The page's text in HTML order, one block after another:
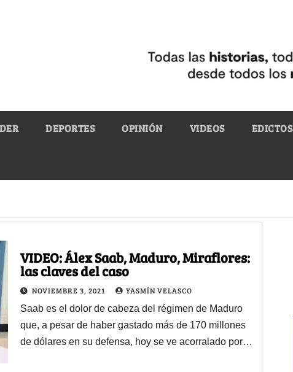
DEPORTES OPINIÓN VIDEOS EDICTOS
VIDEO: Álex Saab, Maduro, Miraflores:
las claves del caso
NOVIEMBRE 3, 2021 YASMÍN VELASCO
Saab es el dolor de cabeza del régimen de Maduro
que, a pesar de haber gastado más de 170 millones
de dólares en su defensa, hoy se ve acorralado por…